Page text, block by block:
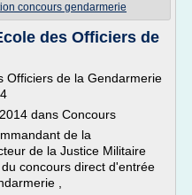
concours gendarmerie
des Officiers de
Officiers de la Gendarmerie
dans Concours
de la
de la Justice Militaire
concours direct d'entrée
,